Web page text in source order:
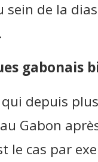
sein de la
gabonais
depuis
Gabon
le cas par